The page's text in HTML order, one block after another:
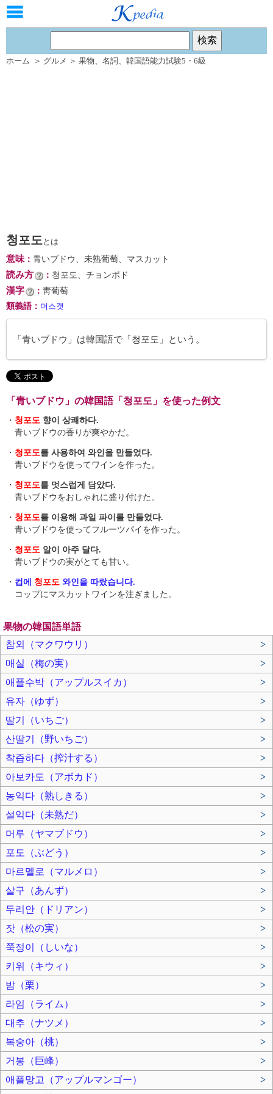
ホーム ＞ グルメ ＞ 果物、 名詞 、 韓国語能力試験5・6級
청포도とは
意味： 青いブドウ、未熟葡萄、マスカット
読み方 ： 청포도、チョンポド
漢字 ： 靑葡萄
類義語 ： 머스캣
「青いブドウ」は韓国語で「청포도」という。
「青いブドウ」の韓国語「청포도」を使った例文
・ 청포도 향이 상쾌하다.
青いブドウの香りが爽やかだ。
・ 청포도를 사용하여 와인을 만들었다.
青いブドウを使ってワインを作った。
・ 청포도를 멋스럽게 담았다.
青いブドウをおしゃれに盛り付けた。
・ 청포도를 이용해 과일 파이를 만들었다.
青いブドウを使ってフルーツパイを作った。
・ 청포도 알이 아주 달다.
青いブドウの実がとても甘い。
・ 컵에 청포도 와인을 따랐습니다.
コップにマスカットワインを注ぎました。
果物の韓国語単語
참외（マクワウリ）
>
매실（梅の実）
>
애플수박（アップルスイカ）
>
유자（ゆず）
>
딸기（いちご）
>
산딸기（野いちご）
>
착즙하다（搾汁する）
>
아보카도（アボカド）
>
농익다（熟しきる）
>
설익다（未熟だ）
>
머루（ヤマブドウ）
>
포도（ぶどう）
>
마르멜로（マルメロ）
>
살구（あんず）
>
두리안（ドリアン）
>
잣（松の実）
>
쭉정이（しいな）
>
키위（キウィ）
>
밤（栗）
>
라임（ライム）
>
대추（ナツメ）
>
복숭아（桃）
>
거봉（巨峰）
>
애플망고（アップルマンゴー）
>